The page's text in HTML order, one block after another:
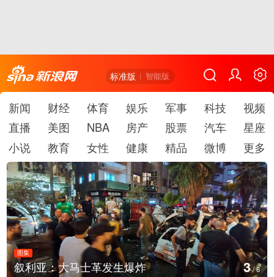
标准版 智能版
新闻 财经 体育 娱乐 军事 科技
视频
直播
美图 NBA 房产 股票 汽车
星座
小说
教育 女性 健康 精品 微博 更多
图集
云南弥勒：欢庆火把节 4/6